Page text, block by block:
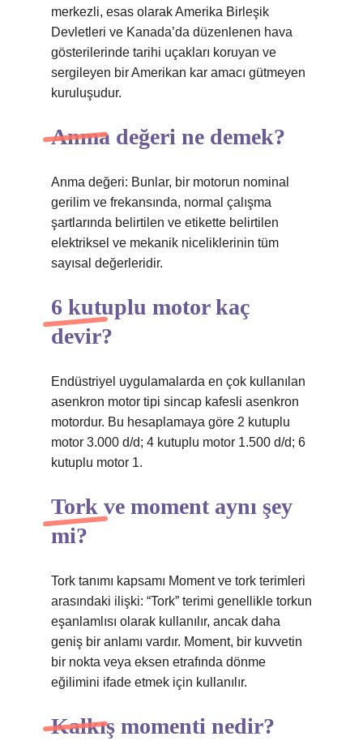
merkezli, esas olarak Amerika Birleşik
Devletleri ve Kanada’da düzenlenen hava
gösterilerinde tarihi uçakları koruyan ve
sergileyen bir Amerikan kar amacı gütmeyen
kuruluşudur.
Anma değeri ne demek?
Anma değeri: Bunlar, bir motorun nominal
gerilim ve frekansında, normal çalışma
şartlarında belirtilen ve etikette belirtilen
elektriksel ve mekanik niceliklerinin tüm
sayısal değerleridir.
6 kutuplu motor kaç
devir?
Endüstriyel uygulamalarda en çok kullanılan
asenkron motor tipi sincap kafesli asenkron
motordur. Bu hesaplamaya göre 2 kutuplu
motor 3.000 d/d; 4 kutuplu motor 1.500 d/d; 6
kutuplu motor 1.
Tork ve moment aynı şey
mi?
Tork tanımı kapsamı Moment ve tork terimleri
arasındaki ilişki: “Tork” terimi genellikle torkun
eşanlamlısı olarak kullanılır, ancak daha
geniş bir anlamı vardır. Moment, bir kuvvetin
bir nokta veya eksen etrafında dönme
eğilimini ifade etmek için kullanılır.
Kalkış momenti nedir?